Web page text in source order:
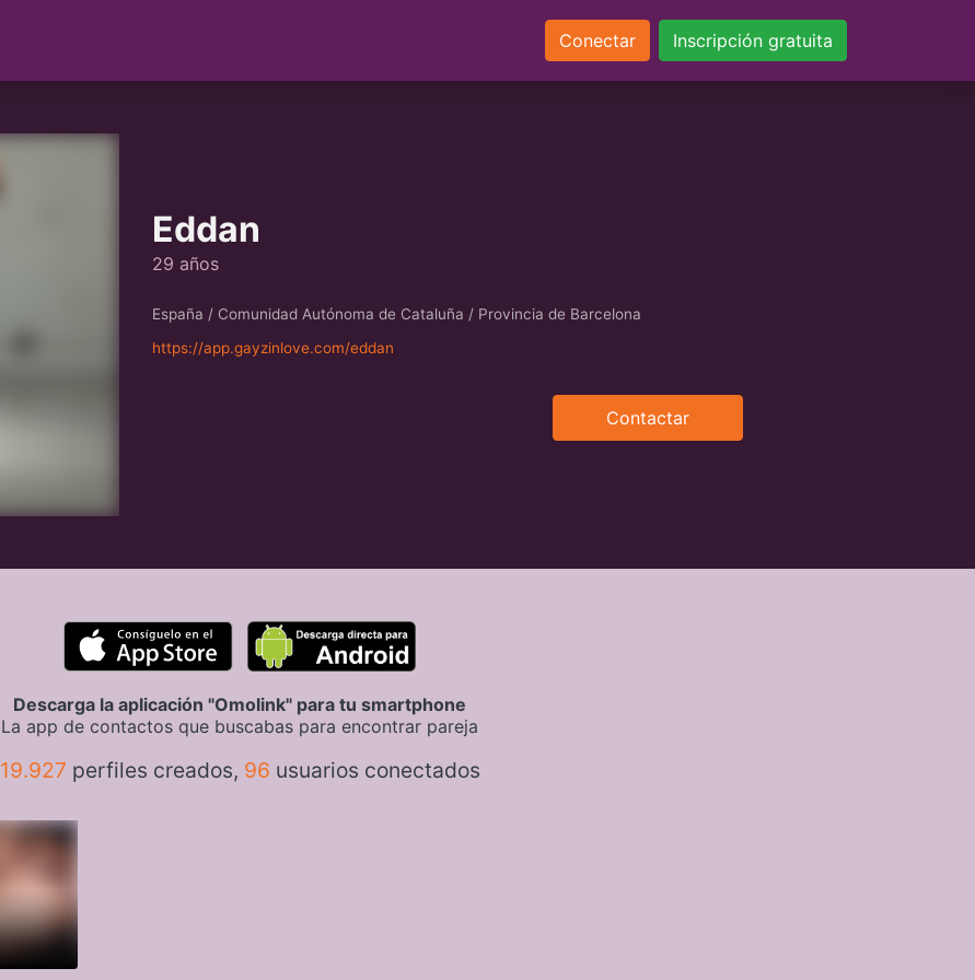
Conectar Inscripción gratuita
Eddan
29 años
España / Comunidad Autónoma de Cataluña / Provincia de Barcelona
https://app.gayzinlove.com/eddan
Contactar
Descarga la aplicación "Omolink" para tu smartphone
La app de contactos que buscabas para encontrar pareja
19.927 perfiles creados, 96 usuarios conectados